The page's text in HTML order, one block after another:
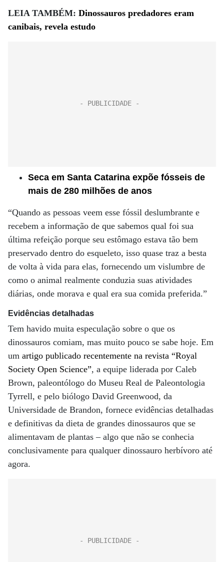
LEIA TAMBÉM: Dinossauros predadores eram
canibais, revela estudo
Seca em Santa Catarina expõe fósseis de
mais de 280 milhões de anos
“Quando as pessoas veem esse fóssil deslumbrante e
recebem a informação de que sabemos qual foi sua
última refeição porque seu estômago estava tão bem
preservado dentro do esqueleto, isso quase traz a besta
de volta à vida para elas, fornecendo um vislumbre de
como o animal realmente conduzia suas atividades
diárias, onde morava e qual era sua comida preferida.”
Evidências detalhadas
Tem havido muita especulação sobre o que os
dinossauros comiam, mas muito pouco se sabe hoje. Em
um artigo publicado recentemente na revista “Royal
Society Open Science”, a equipe liderada por Caleb
Brown, paleontólogo do Museu Real de Paleontologia
Tyrrell, e pelo biólogo David Greenwood, da
Universidade de Brandon, fornece evidências detalhadas
e definitivas da dieta de grandes dinossauros que se
alimentavam de plantas – algo que não se conhecia
conclusivamente para qualquer dinossauro herbívoro até
agora.